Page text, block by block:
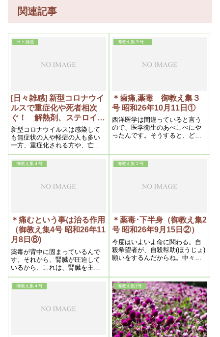
関連記事
日々雑感
[日々雑感] 新型コロナウイ
ルスで重症化や死者相次
ぐ！ 解熱剤、ステロイド
剤などなど薬が免疫力をな
くす。浜六郎先生が伝える
メディアで流れない話。
新型コロナウイルスは感染して
も無症状の人や軽症の人も多い
一方、重症化される方や、亡く
なられる方も少なくありませ
ん。容態が急変されるというこ
とで、テレビでは報道されませ
い、以前セカンドオピニオンを
御教え集３号
＊歯痛,薬毒 御教え集３
号 昭和26年10月11日①
西洋医学は間違っていると言う
ので、医学衛生のあべこべにや
ったんです。そうすると、どん
った。
御教え集４号
＊痛むという事は治る作用
（御教え集4号 昭和26年11
月8日⑥)
薬毒が背中に固まっているんで
す。それから、腎臓が圧迫して
いるから、これは、腎臓を主
に、背中の痛い処、そこをやれ
ば、きっと治ります。痛んで来
れば結構ですよ。浄化が起こっ
うが、よくそれを言い聞かせ
御教え集２号
＊薬毒･下半身（御教え集2
号 昭和26年9月15日②）
今度はいよいよ命に関わる。自
殺希望者が、自殺幇助(ほうじょ)
願いをするんだからね。中々費
御教え集４号 御教え集1号